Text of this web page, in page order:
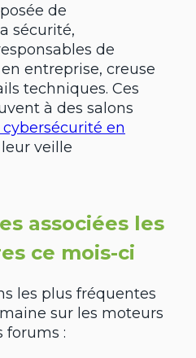
de
sécurité,
de
entreprise, creuse
techniques. Ces
à des salons
cybersécurité en
veille
associées les
ce mois-ci
les plus fréquentes
sur les moteurs
forums :